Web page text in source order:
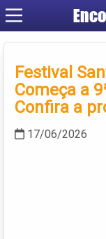
Festival
Começa a
Confira a
17/06/2026